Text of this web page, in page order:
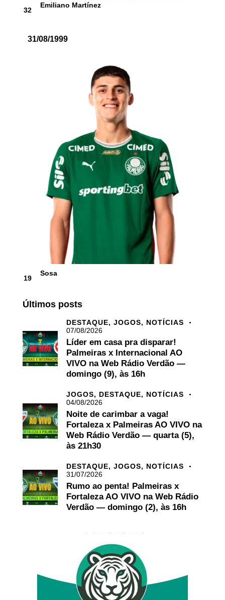
32
Emiliano Martínez
31/08/1999
19
Sosa
Últimos posts
DESTAQUE, JOGOS, NOTÍCIAS
07/08/2026
Líder em casa pra disparar!
Palmeiras x Internacional AO
VIVO na Web Rádio Verdão —
domingo (9), às 16h
JOGOS, DESTAQUE, NOTÍCIAS
04/08/2026
Noite de carimbar a vaga!
Fortaleza x Palmeiras AO VIVO na
Web Rádio Verdão — quarta (5),
às 21h30
DESTAQUE, JOGOS, NOTÍCIAS
31/07/2026
Rumo ao penta! Palmeiras x
Fortaleza AO VIVO na Web Rádio
Verdão — domingo (2), às 16h